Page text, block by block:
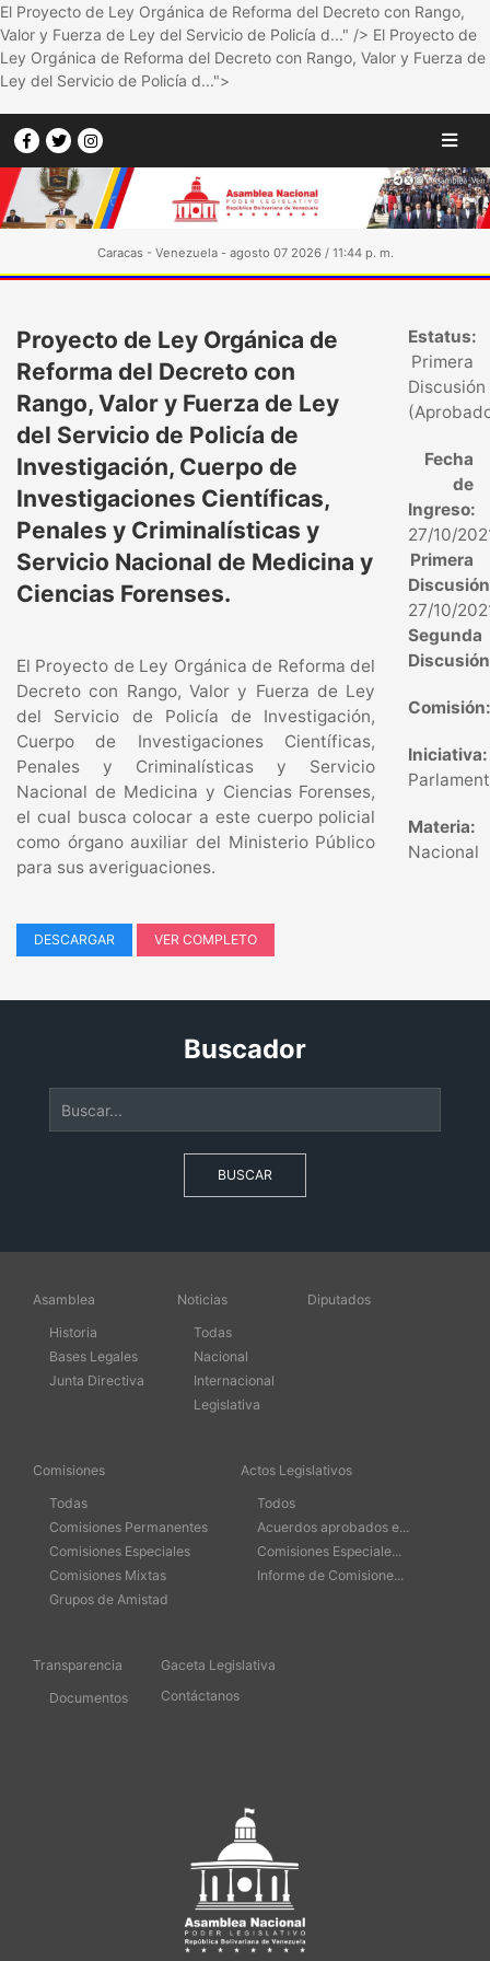
El Proyecto de Ley Orgánica de Reforma del Decreto con Rango,
Valor y Fuerza de Ley del Servicio de Policía d..." /> El Proyecto de
Ley Orgánica de Reforma del Decreto con Rango, Valor y Fuerza de
Ley del Servicio de Policía d...">
Caracas - Venezuela - agosto 07 2026 / 11:44 p. m.
Proyecto de Ley Orgánica de
Reforma del Decreto con
Rango, Valor y Fuerza de Ley
del Servicio de Policía de
Investigación, Cuerpo de
Investigaciones Científicas,
Penales y Criminalísticas y
Servicio Nacional de Medicina y
Ciencias Forenses.
El Proyecto de Ley Orgánica de Reforma del
Decreto con Rango, Valor y Fuerza de Ley
del Servicio de Policía de Investigación,
Cuerpo de Investigaciones Científicas,
Penales y Criminalísticas y Servicio
Nacional de Medicina y Ciencias Forenses,
el cual busca colocar a este cuerpo policial
como órgano auxiliar del Ministerio Público
para sus averiguaciones.
DESCARGAR VER COMPLETO
Estatus:
Primera
Discusión
Fecha
de
Ingreso:
27/10/
Primera
27/10/
Segunda
Iniciativa:
Materia:
Nacional
Buscador
BUSCAR
Asamblea
Historia
Bases Legales
Junta Directiva
Noticias
Todas
Nacional
Internacional
Legislativa
Diputados
Comisiones
Todas
Comisiones Permanentes
Comisiones Especiales
Comisiones Mixtas
Grupos de Amistad
Actos Legislativos
Todos
Acuerdos aprobados e...
Comisiones Especiale...
Informe de Comisione...
Transparencia
Documentos
Gaceta Legislativa
Contáctanos